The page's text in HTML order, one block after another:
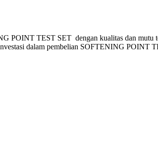
TEST SET dengan kualitas dan mutu
dalam pembelian SOFTENING POINT